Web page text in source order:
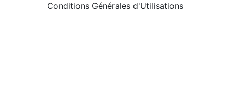
Conditions Générales d'Utilisations